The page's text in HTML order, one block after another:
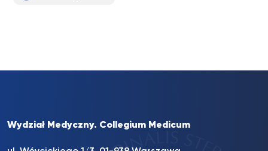
Wydział Medyczny. Collegium Medicum